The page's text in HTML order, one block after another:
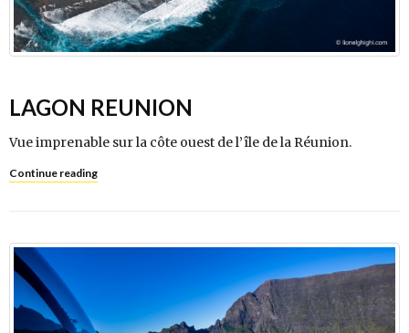
LAGON REUNION
Vue imprenable sur la côte ouest de l’île de la Réunion.
Continue reading